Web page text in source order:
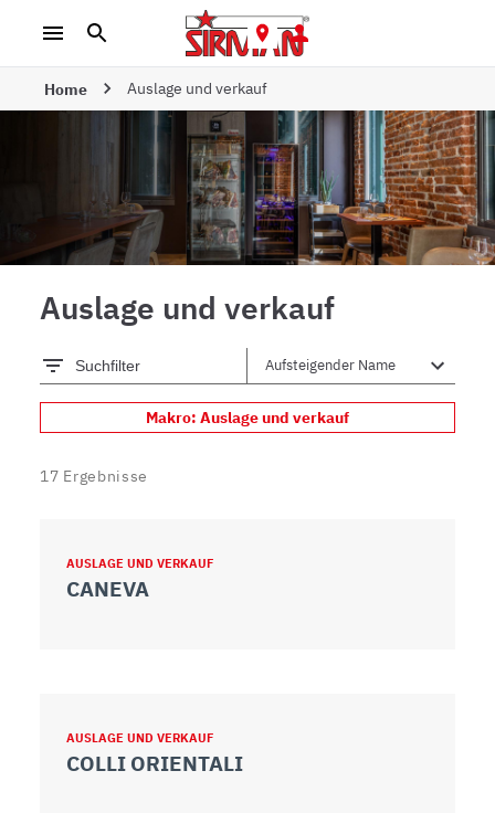
Home Auslage und verkauf
Auslage und verkauf
Suchfilter
Makro: Auslage und verkauf
17 Ergebnisse
AUSLAGE UND VERKAUF
CANEVA
AUSLAGE UND VERKAUF
COLLI ORIENTALI